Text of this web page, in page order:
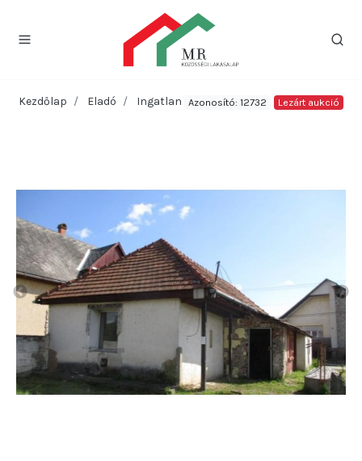
Kezdőlap Eladó Ingatlan Azonosító: 12732 Lezárt aukció